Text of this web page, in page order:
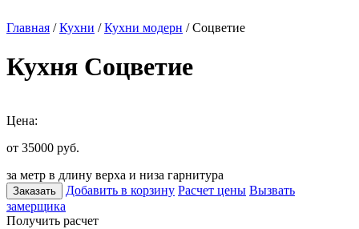
Главная /Кухни /Кухни модерн / Соцветие
Кухня Соцветие
Цена:
от 35000 руб.
за метр в длину верха и низа гарнитура
Заказать Добавить в корзину Расчет цены Вызвать
замерщика
Получить расчет